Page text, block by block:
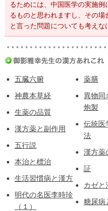
るためには、中国医学の実施
るものと思われますし、その
と言った問題についても考えな
五臓六腑
神農本草経
生薬の品質
漢方薬と副作用
五行説
本治と標治
生活習慣病と漢方
明代の名医李時珍
（１）
薬膳
異物同
炮製
伝統医
法
漢方薬
証
カゼと
糖尿病